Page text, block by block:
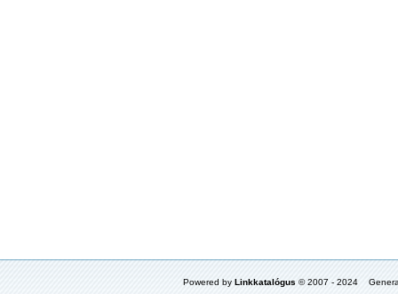
Powered by Linkkatalógus © 2007 - 2024